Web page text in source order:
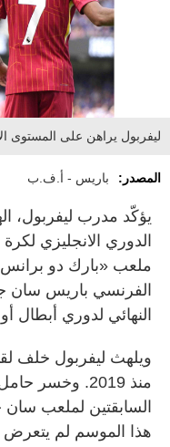
ليفربول يراهن على المستوى
المصدر: باريس - أ.ف.ب
يؤكّد مدرب ليفربول،
الدوري الانجليزي
ملعب «بارك دو
الفرنسي باريس سان
النهائي لدوري أبطال
ويلهث ليفربول خلف
منذ 2019.
هذا الموسم لم